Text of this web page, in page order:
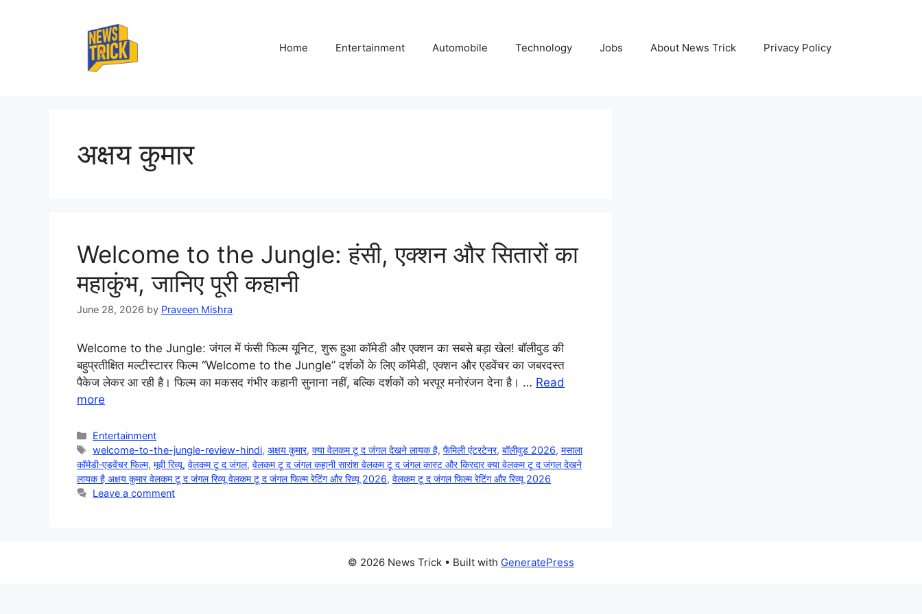
Home Entertainment Automobile Technology Jobs About News Trick Privacy Policy
अक्षय कुमार
Welcome to the Jungle: हंसी, एक्शन और सितारों का
महाकुंभ, जानिए पूरी कहानी
June 28, 2026 by Praveen Mishra
Welcome to the Jungle: जंगल में फंसी फिल्म यूनिट, शुरू हुआ कॉमेडी और एक्शन का सबसे बड़ा खेल! बॉलीवुड की
बहुप्रतीक्षित मल्टीस्टारर फिल्म “Welcome to the Jungle” दर्शकों के लिए कॉमेडी, एक्शन और एडवेंचर का जबरदस्त
पैकेज लेकर आ रही है। फिल्म का मकसद गंभीर कहानी सुनाना नहीं, बल्कि दर्शकों को भरपूर मनोरंजन देना है। … Read
more
Categories
Entertainment
Tags
welcome-to-the-jungle-review-hindi,अक्षय कुमार,क्या वेलकम टू द जंगल देखने लायक है,फैमिली एंटरटेनर,बॉलीवुड 2026,मसाला
कॉमेडी‑एडवेंचर फिल्म, मूवी रिव्यू, वेलकम टू द जंगल, वेलकम टू द जंगल कहानी सारांश वेलकम टू द जंगल कास्ट और किरदार क्या वेलकम टू द जंगल देखने
लायक है अक्षय कुमार वेलकम टू द जंगल रिव्यू वेलकम टू द जंगल फिल्म रेटिंग और रिव्यू 2026, वेलकम टू द जंगल फिल्म रेटिंग और रिव्यू 2026
Leave a comment
© 2026 News Trick • Built with GeneratePress